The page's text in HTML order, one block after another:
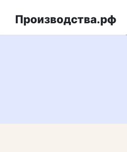
Производства.рф